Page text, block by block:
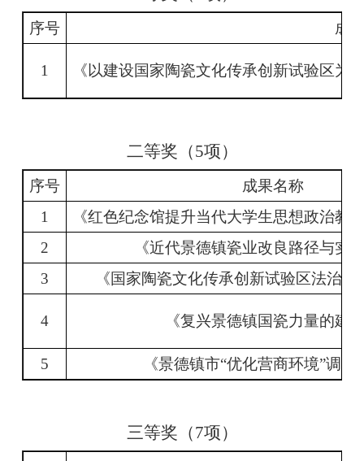
序号 成
1 《以建设国家陶瓷文化传承创新试验区为
二等奖（5项）
序号
成果名称
1
《红色纪念馆提升当代大学生思想政治教
2
《近代景德镇瓷业改良路径与实
3
《国家陶瓷文化传承创新试验区法治
4 《复兴景德镇国瓷力量的建
5 《景德镇市“优化营商环境”调研
三等奖（7项）